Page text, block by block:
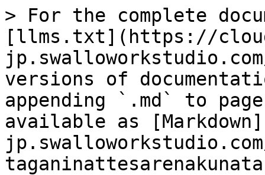
> For the complete
[llms.txt](https://
versions of
appending `.md` to
available as